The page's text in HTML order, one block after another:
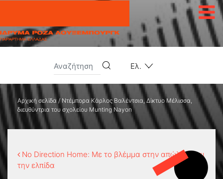
Ελ.
Αρχική σελίδα /Ντέμπορα Κάρλος Βαλέντσια, Δίκτυο Μέλισσα,
διευθύντρια του σχολείου Munting Nayon
No Direction Home: Με το βλέμμα στην απώλεια και
την ελπίδα